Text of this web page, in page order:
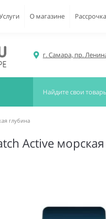
О магазине Рассрочка
г. Самара, пр.
глубина
Active